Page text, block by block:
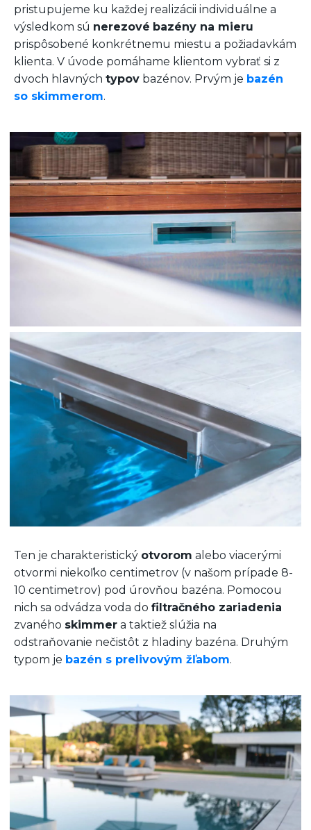
pristupujeme ku každej realizácii individuálne a
výsledkom sú nerezové bazény na mieru
prispôsobené konkrétnemu miestu a požiadavkám
klienta. V úvode pomáhame klientom vybrať si z
dvoch hlavných typov bazénov. Prvým je bazén
so skimmerom.
Ten je charakteristický otvorom alebo viacerými
otvormi niekoľko centimetrov (v našom prípade 8-
10 centimetrov) pod úrovňou bazéna. Pomocou
nich sa odvádza voda do filtračného zariadenia
zvaného skimmer a taktiež slúžia na
odstraňovanie nečistôt z hladiny bazéna. Druhým
typom je bazén s prelivovým žľabom.